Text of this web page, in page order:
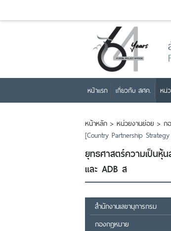
หน้าแรก เกี่ยวกับ สศค. หน่
หน้าหลัก > หน่วยงานย่อย > ก
[Country Partnership Strategy
ยุทธศาสตร์ความเป็นหุ้
และ ADB ส
สำนักงานเลขานุการกรม
กองกฎหมาย